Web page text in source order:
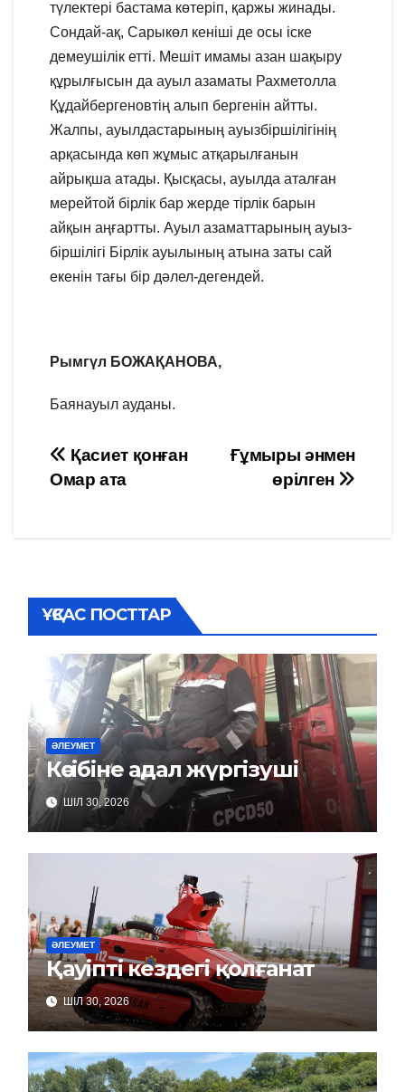
түлектері бастама көтеріп, қаржы жинады.
Сондай-ақ, Сарыкөл кеніші де осы іске
демеушілік етті. Мешіт имамы азан шақыру
құрылғысын да ауыл азаматы Рахметолла
Құдайбергеновтің алып бергенін айтты.
Жалпы, ауылдастарының ауызбіршілігінің
арқасында көп жұмыс атқарылғанын
айрықша атады. Қысқасы, ауылда аталған
мерейтой бірлік бар жерде тірлік барын
айқын аңғартты. Ауыл азаматтарының ауыз-
біршілігі Бірлік ауылының атына заты сай
екенін тағы бір дәлел-дегендей.
Рымгүл БОЖАҚАНОВА,
Баянауыл ауданы.
Навигация
Ғұмыры әнмен
өрілген
Қасиет қонған
Омар ата
ҰҚСАС ПОСТТАР
ӘЛЕУМЕТ
Кәсібіне адал жүргізуші
ШІЛ 30, 2026
ӘЛЕУМЕТ
Қауіпті кездегі қолғанат
ШІЛ 30, 2026